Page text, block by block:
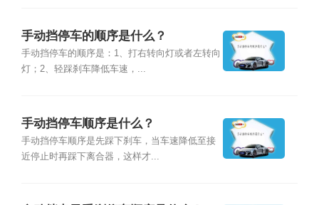
手动挡停车的顺序是什么？
手动挡停车的顺序是：1、打右转向灯或者左转向
灯；2、轻踩刹车降低车速，...
手动挡停车顺序是什么？
手动挡停车顺序是先踩下刹车，当车速降低至接
近停止时再踩下离合器，这样才...